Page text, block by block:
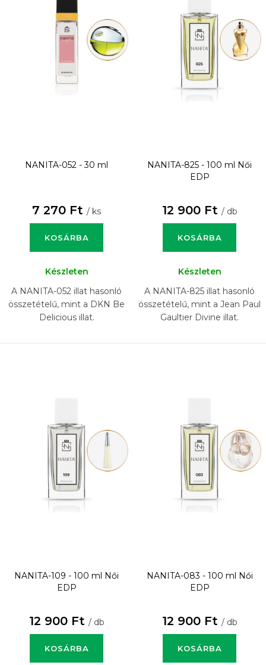
NANITA-052 - 30 ml
7 270 Ft / ks
KOSÁRBA
Készleten
A NANITA-052 illat hasonló
összetételű, mint a DKN Be
Delicious illat.
NANITA-825 - 100 ml
Női
EDP
12 900 Ft / db
KOSÁRBA
Készleten
A NANITA-825 illat hasonló
összetételű, mint a Jean Paul
Gaultier Divine illat.
NANITA-109 - 100 ml
Női
EDP
12 900 Ft / db
KOSÁRBA
NANITA-083 - 100 ml
Női
EDP
12 900 Ft / db
KOSÁRBA